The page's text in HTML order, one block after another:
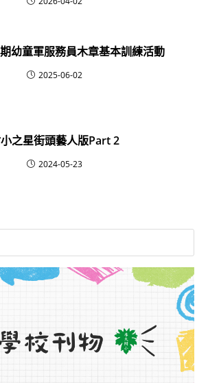
幼童軍服務員木章基本訓練活動
2025-06-02
之星街頭藝人版Part 2
2024-05-23